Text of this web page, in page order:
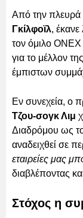
Από την
Γκίλφοϊλ,
τον όμιλο
για το μέλλον
έμπιστων
Εν συνεχεία, ο
Τζου-σογκ Λιμ
Διαδρόμου ως
αναδειχθεί σε
εταιρείες μας
διαβλέποντας
Στόχος η